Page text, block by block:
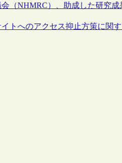
（NHMRC）、助成した研究
トへのアクセス抑止方策に